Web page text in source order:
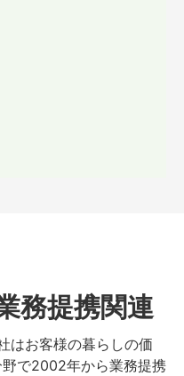
務提携関連
はお客様の暮らしの価
で2002年から業務提携